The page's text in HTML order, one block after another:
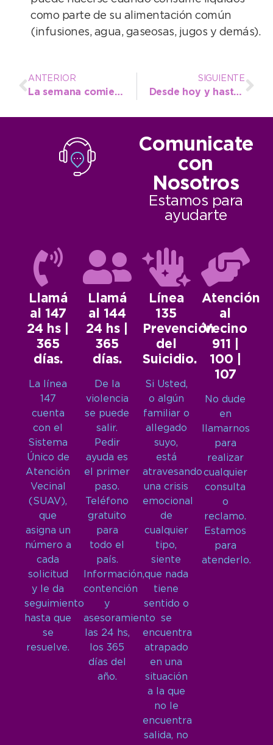
como parte de su alimentación común
(infusiones, agua, gaseosas, jugos y demás).
ANTERIOR
La semana comienza con sol y buena temperatura
SIGUIENTE
Desde hoy y hasta el viernes, habrá inspección de remises
Comunicate
con
Nosotros
Estamos para
ayudarte
Llamá
al 147
24 hs |
365
días.
La línea
147
cuenta
con el
Sistema
Único de
Atención
Vecinal
(SUAV),
que
asigna un
número a
cada
solicitud
y le da
seguimiento
hasta que
se
resuelve.
Llamá
al 144
24 hs |
365
días.
De la
violencia
se puede
salir.
Pedir
ayuda es
el primer
paso.
Teléfono
gratuito
para
todo el
país.
Información,
contención
y
asesoramiento
las 24 hs,
los 365
días del
año.
Línea
135
Prevención
del
Suicidio.
Si Usted,
o algún
familiar o
allegado
suyo,
está
atravesando
una crisis
emocional
de
cualquier
tipo,
siente
que nada
tiene
sentido o
se
encuentra
atrapado
en una
situación
a la que
no le
encuentra
salida, no
Atención
al
Vecino
911 |
100 |
107
No dude
en
llamarnos
para
realizar
cualquier
consulta
o
reclamo.
Estamos
para
atenderlo.